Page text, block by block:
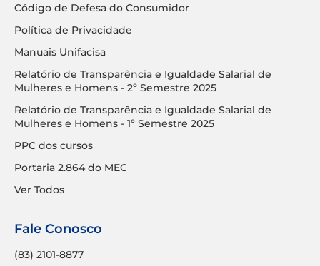
Código de Defesa do Consumidor
Política de Privacidade
Manuais Unifacisa
Relatório de Transparência e Igualdade Salarial de
Mulheres e Homens - 2º Semestre 2025
Relatório de Transparência e Igualdade Salarial de
Mulheres e Homens - 1º Semestre 2025
PPC dos cursos
Portaria 2.864 do MEC
Ver Todos
Fale Conosco
(83) 2101-8877